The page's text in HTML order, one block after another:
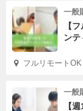
一般
【
ン
フルリモートOK
一般
【